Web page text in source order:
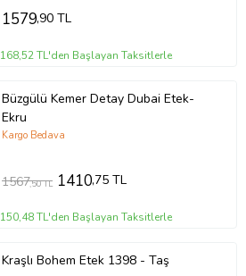
1579,90 TL
168,52 TL'den Başlayan Taksitlerle
Büzgülü Kemer Detay Dubai Etek-
Ekru
Kargo Bedava
1567,50 TL 1410,75 TL
150,48 TL'den Başlayan Taksitlerle
Kraşlı Bohem Etek 1398 - Taş